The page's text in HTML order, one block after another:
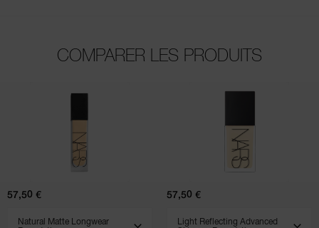
COMPARER LES PRODUITS
Natural
Matte
Longwear
Foundation
57,50 €
Light
Reflecting
Advanced
Skincare
57,50 €